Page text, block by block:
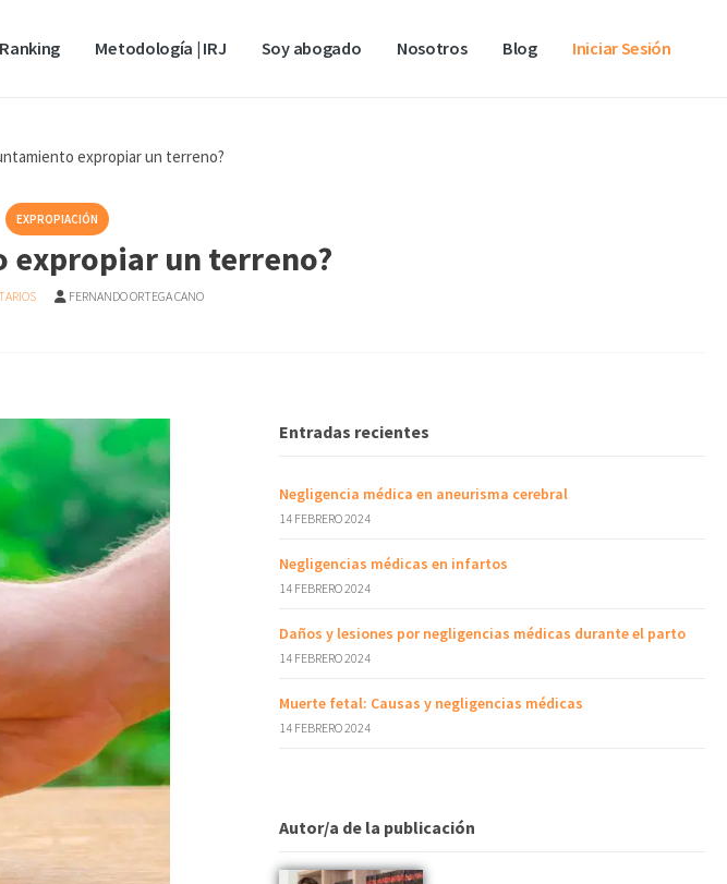
Metodología | IRJ Soy abogado Nosotros Blog Iniciar Sesión
expropiar un terreno?
EXPROPIACIÓN
expropiar un terreno?
FERNANDO ORTEGA CANO
Entradas recientes
Negligencia médica en aneurisma cerebral
14 FEBRERO 2024
Negligencias médicas en infartos
14 FEBRERO 2024
Daños y lesiones por negligencias médicas durante el parto
14 FEBRERO 2024
Muerte fetal: Causas y negligencias médicas
14 FEBRERO 2024
Autor/a de la publicación